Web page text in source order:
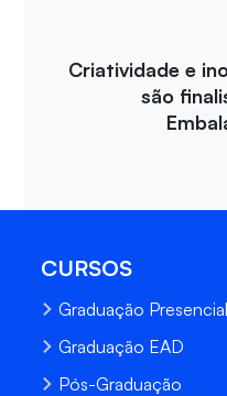
Criatividade e
são
CURSOS
Graduação Presencial
Graduação EAD
Pós-Graduação